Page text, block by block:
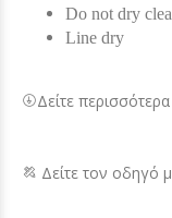
Do not dry
Line dry
Δείτε περισσότερα
Δείτε τον οδηγό